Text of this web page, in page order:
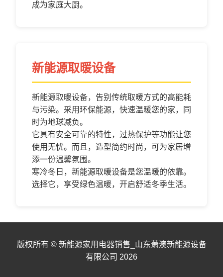
成为家庭大厨。
新能源取暖设备
新能源取暖设备，告别传统取暖方式的高能耗
与污染。采用环保能源，快速温暖您的家，同
时为地球减负。
它具有安全可靠的特性，过热保护等功能让您
使用无忧。而且，造型简约时尚，可为家居增
添一份温馨氛围。
寒冷冬日，新能源取暖设备是您温暖的依靠。
选择它，享受绿色温暖，开启舒适冬季生活。
版权所有 © 新能源家用电器销售_山东萧澳新能源设备
有限公司 2026